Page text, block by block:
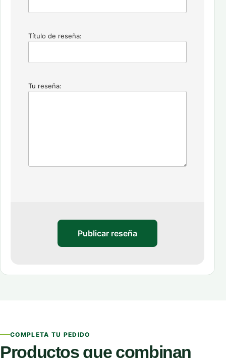
Título de reseña:
Tu reseña:
Publicar reseña
COMPLETA TU PEDIDO
Productos que combinan